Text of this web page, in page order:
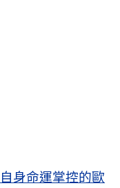
身命運掌控的歐